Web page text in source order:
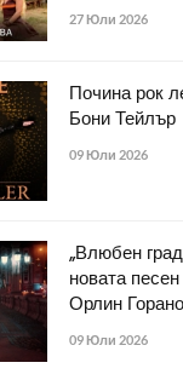
27 Юли 2026
Почина рок
Бони Тейлър
09 Юли 2026
„Влюбен
новата
Орлин
09 Юли 2026